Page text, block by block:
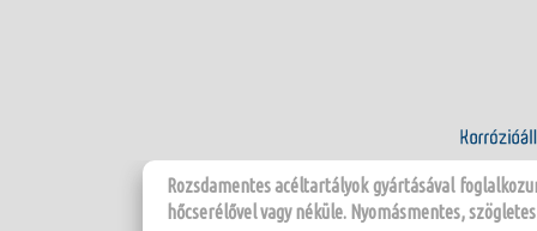
Rozsdamentes acéltartályok gyártásával
hőcserélővel vagy néküle. Nyomásmentes,